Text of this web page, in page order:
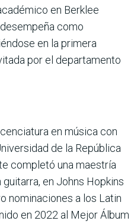
en Berklee
como
en la primera
por el departamento
en música con
de la República
completó una maestría
en Johns Hopkins
nominaciones a los Latin
en 2022 al Mejor Álbum